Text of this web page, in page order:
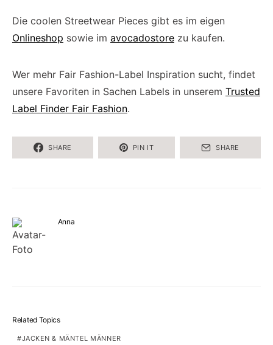
Die coolen Streetwear Pieces gibt es im eigen
Onlineshop sowie im avocadostore zu kaufen.
Wer mehr Fair Fashion-Label Inspiration sucht, findet
unsere Favoriten in Sachen Labels in unserem Trusted
Label Finder Fair Fashion.
SHARE PIN IT SHARE
Anna
Related Topics
JACKEN & MÄNTEL MÄNNER